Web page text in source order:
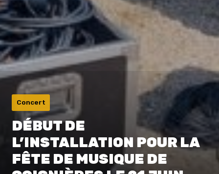
Concert
DÉBUT DE
L’INSTALLATION POUR LA
FÊTE DE MUSIQUE DE